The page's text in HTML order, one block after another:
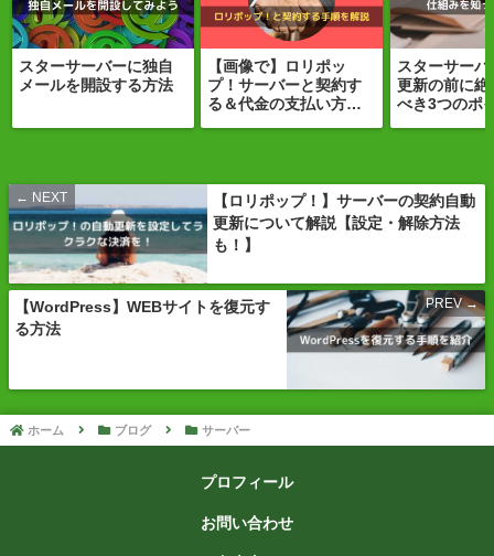
スターサーバーに独自
メールを開設する方法
【画像で】ロリポッ
プ！サーバーと契約す
る＆代金の支払い方を
スターサーバ
更新の前に絶
べき3つのポ
【WordPress】WEBサイトを復元す
る方法
【ロリポップ！】サーバーの契約自動
更新について解説【設定・解除方法
も！】
ホーム ブログ サーバー
プロフィール
お問い合わせ